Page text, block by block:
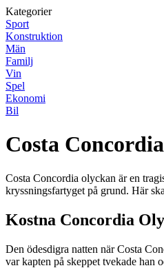
Kategorier
Sport
Konstruktion
Män
Familj
Vin
Spel
Ekonomi
Bil
Costa
Costa Concordia olyckan är en
kryssningsfartyget på grund. Här
Kostna Concordia
Den ödesdigra natten när Costa
var kapten på skeppet tvekade han